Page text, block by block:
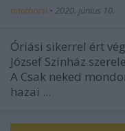
mtothorsi • 2020. június 10.
Óriási sikerrel ért
József Színház
A Csak neked
hazai ...